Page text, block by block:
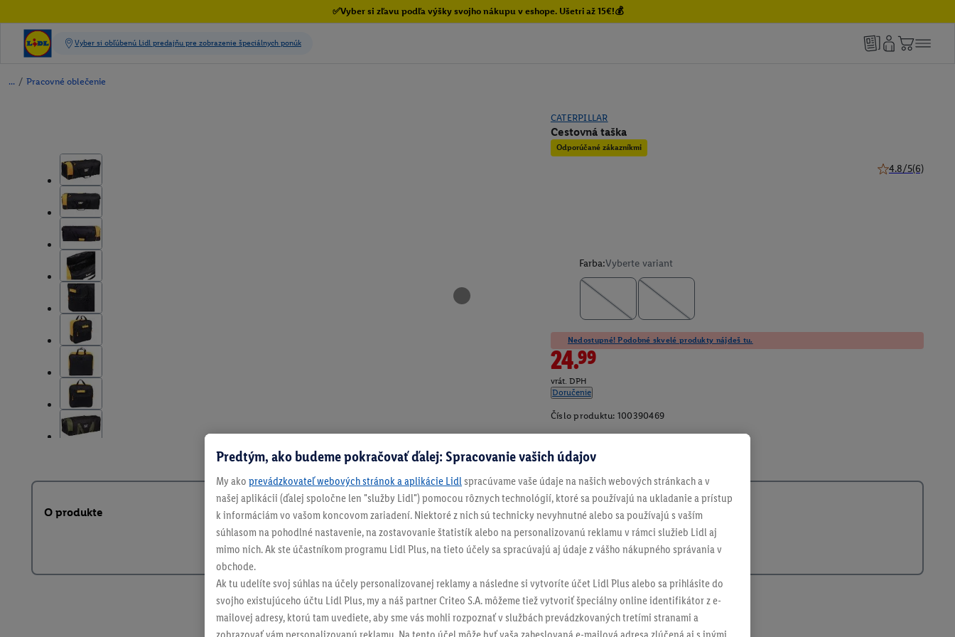
✅Vyber si zľavu podľa výšky svojho nákupu v eshope. Ušetri až 15€!💰
/ Pracovné oblečenie
CATERPILLAR
Cestovná taška
Odporúčané zákazníkmi
4.8/5(6)
Farba:Vyberte variant
Nedostupné! Podobné skvelé produkty nájdeš tu.
24.99
vrát. DPH
Doručenie
Číslo produktu: 100390469
O produkte
Predtým, ako budeme pokračovať ďalej: Spracovanie vašich údajov
My ako prevádzkovateľ webových stránok a aplikácie Lidl spracúvame vaše údaje na našich webových stránkach a v
našej aplikácii (ďalej spoločne len "služby Lidl") pomocou rôznych technológií, ktoré sa používajú na ukladanie a prístup
k informáciám vo vašom koncovom zariadení. Niektoré z nich sú technicky nevyhnutné alebo sa používajú s vaším
súhlasom na pohodlné nastavenie, na zostavovanie štatistík alebo na personalizovanú reklamu v rámci služieb Lidl aj
mimo nich. Ak ste účastníkom programu Lidl Plus, na tieto účely sa spracúvajú aj údaje z vášho nákupného správania v
obchode.
Ak tu udelíte svoj súhlas na účely personalizovanej reklamy a následne si vytvoríte účet Lidl Plus alebo sa prihlásite do
svojho existujúceho účtu Lidl Plus, my a náš partner Criteo S.A. môžeme tiež vytvoriť špeciálny online identifikátor z e-
mailovej adresy, ktorú tam uvediete, aby sme vás mohli rozpoznať v službách prevádzkovaných tretími stranami a